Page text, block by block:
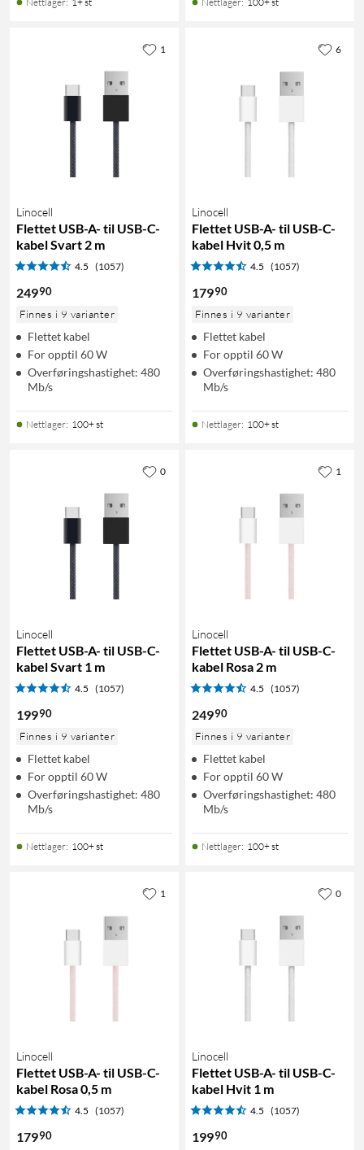
Linocell
Flettet USB-A- til USB-C-
kabel Svart 2 m
4.5 (1057)
24990
Finnes i 9 varianter
Flettet kabel
For opptil 60 W
Overføringshastighet: 480
Mb/s
Nettlager: 100+ st
1
Linocell
Flettet USB-A- til USB-C-
kabel Hvit 0,5 m
4.5 (1057)
17990
Finnes i 9 varianter
Flettet kabel
For opptil 60 W
Overføringshastighet: 480
Mb/s
Nettlager: 100+ st
6
Linocell
Flettet USB-A- til USB-C-
kabel Svart 1 m
4.5 (1057)
19990
Finnes i 9 varianter
Flettet kabel
For opptil 60 W
Overføringshastighet: 480
Mb/s
Nettlager: 100+ st
0
Linocell
Flettet USB-A- til USB-C-
kabel Rosa 2 m
4.5 (1057)
24990
Finnes i 9 varianter
Flettet kabel
For opptil 60 W
Overføringshastighet: 480
Mb/s
Nettlager: 100+ st
1
Linocell
Flettet USB-A- til USB-C-
kabel Rosa 0,5 m
4.5 (1057)
17990
1
Linocell
Flettet USB-A- til USB-C-
kabel Hvit 1 m
4.5 (1057)
19990
0